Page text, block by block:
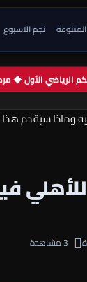
نجم الاسبوع
الرياضي الأول ◆
سيقدم هذا
3 مشاهدة